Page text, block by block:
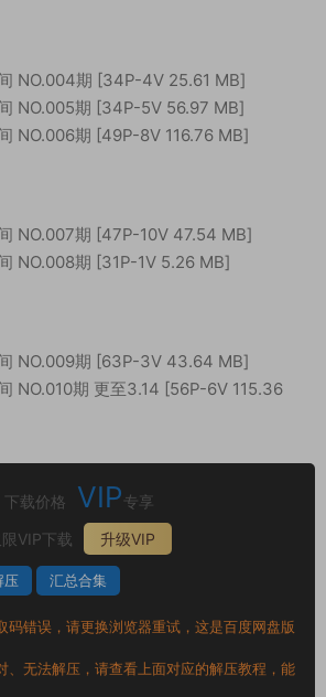
NO.004期 [34P-4V 25.61 MB]
NO.005期 [34P-5V 56.97 MB]
NO.006期 [49P-8V 116.76 MB]
NO.007期 [47P-10V 47.54 MB]
NO.008期 [31P-1V 5.26 MB]
NO.009期 [63P-3V 43.64 MB]
NO.010期 更至3.14 [56P-6V 115.36
下载价格 VIP 专享
VIP下载
升级VIP
压 汇总合集
错误，请更换浏览器重试，这是百度网盘版
无法解压，请查看上面对应的解压教程，能